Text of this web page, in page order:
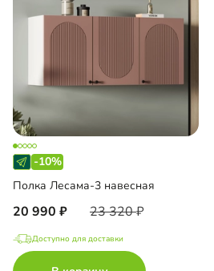
-10%
Полка Лесама-3 навесная
20 990 23 320
Доступно для доставки